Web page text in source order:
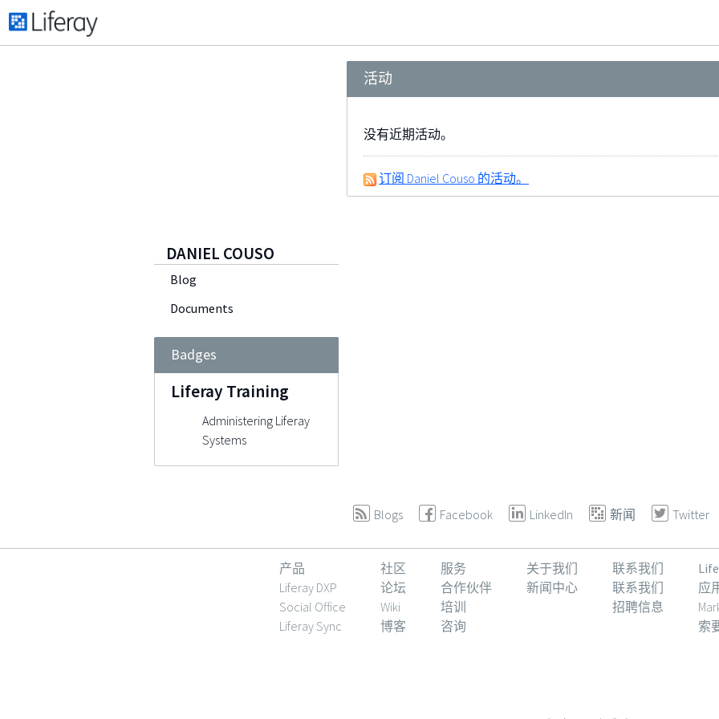
DANIEL COUSO
Blog
Documents
Badges
Liferay Training
Administering Liferay
Systems
活动
没有近期活动。
订阅 Daniel Couso 的活动。
Blogs Facebook LinkedIn 新闻 Twitter
产品
Liferay DXP
Social Office
Liferay Sync
社区
论坛
Wiki
博客
服务
合作伙伴
培训
咨询
关于我们
新闻中心
联系我们
联系我们
招聘信息
应
索